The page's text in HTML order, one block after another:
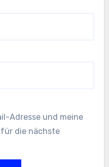
Adresse und meine
für die nächste